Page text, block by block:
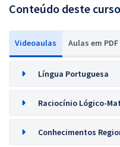
Conteúdo deste curso
Videoaulas Aulas em PDF
Língua Portuguesa
Raciocínio Lógico-
Conhecimentos